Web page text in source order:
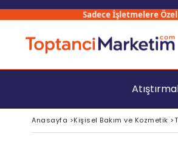
Sadece İşletmelere Özel
Anasayfa >Kişisel Bakım ve Kozmetik >